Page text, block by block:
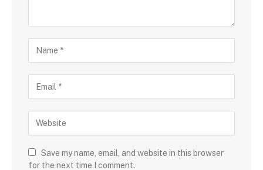
Save my name, email, and website in this browser
for the next time I comment.